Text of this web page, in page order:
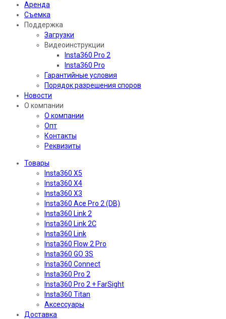
Аренда
Съемка
Поддержка
Загрузки
Видеоинструкции
Insta360 Pro 2
Insta360 Pro
Гарантийные условия
Порядок разрешения споров
Новости
О компании
О компании
Опт
Контакты
Реквизиты
Товары
Insta360 X5
Insta360 X4
Insta360 X3
Insta360 Ace Pro 2 (DB)
Insta360 Link 2
Insta360 Link 2C
Insta360 Link
Insta360 Flow 2 Pro
Insta360 GO 3S
Insta360 Connect
Insta360 Pro 2
Insta360 Pro 2 + FarSight
Insta360 Titan
Аксессуары
Доставка